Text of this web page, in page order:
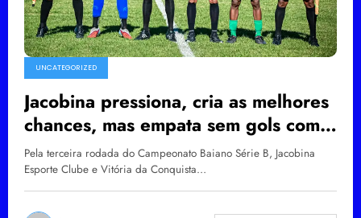
UNCATEGORIZED
Jacobina pressiona, cria as melhores
chances, mas empata sem gols com o
Vitória da Conquista pela Série B do
Baianão
Pela terceira rodada do Campeonato Baiano Série B, Jacobina
Esporte Clube e Vitória da Conquista…